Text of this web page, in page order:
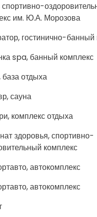
спортивно-
им. Ю.А. Морозова
гостинично-банный
spa, банный комплекс
база отдыха
сауна
комплекс отдыха
здоровья, спортивно-
комплекс
автокомплекс
автокомплекс